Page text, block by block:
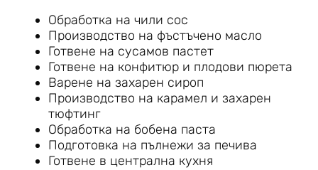
Обработка на чили сос
Производство на фъстъчено масло
Готвене на сусамов пастет
Готвене на конфитюр и плодови пюрета
Варене на захарен сироп
Производство на карамел и захарен
тюфтинг
Обработка на бобена паста
Подготовка на пълнежи за печива
Готвене в централна кухня